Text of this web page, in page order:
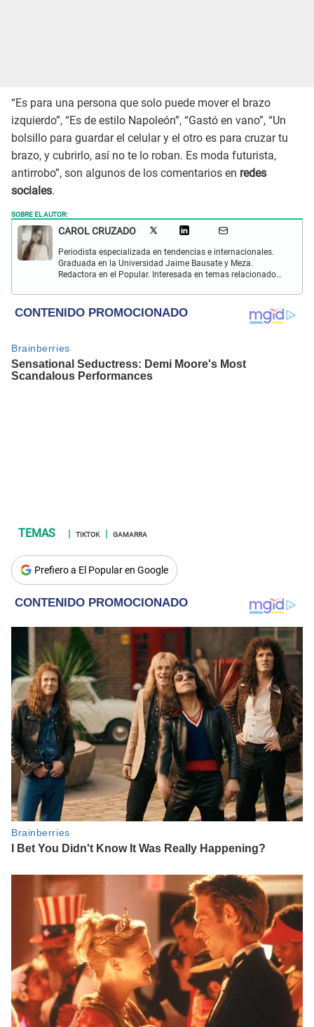
“Es para una persona que solo puede mover el brazo
izquierdo”, “Es de estilo Napoleón”, “Gastó en vano”, “Un
bolsillo para guardar el celular y el otro es para cruzar tu
brazo, y cubrirlo, así no te lo roban. Es moda futurista,
antirrobo”, son algunos de los comentarios en redes
sociales.
SOBRE EL AUTOR:
CAROL CRUZADO
Periodista especializada en tendencias e internacionales.
Graduada en la Universidad Jaime Bausate y Meza.
Redactora en el Popular. Interesada en temas relacionados
comunidades nativas y apoyo social.
TIKTOK GAMARRA
Prefiero a El Popular en Google